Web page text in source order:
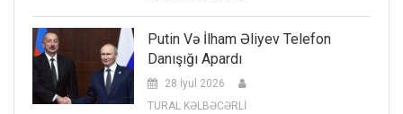
Putin Və İlham Əliyev Telefon
Danışığı Apardı
28 İyul 2026
TURAL KƏLBƏCƏRLİ